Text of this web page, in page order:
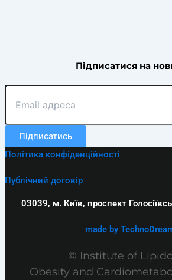
Підписатися на
Підписатись
Політика конфіденційності
Публічний договір
03039, м. Київ, проспект
made by
© Institute of
Obesity and